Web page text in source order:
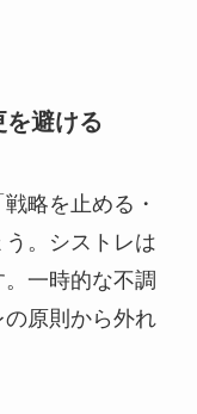
避ける
略を止める・
。シストレは
一時的な不調
原則から外れ